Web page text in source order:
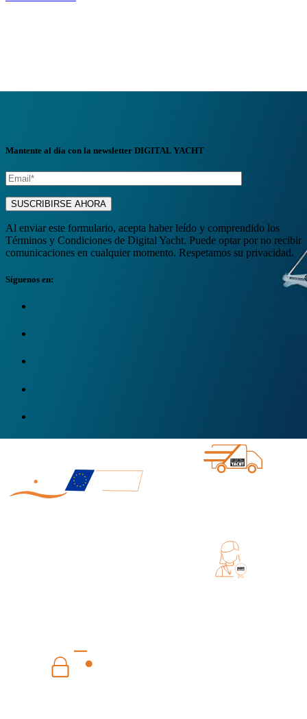
Mantente al día con la newsletter DIGITAL YACHT
Al enviar este formulario, acepta haber leído y comprendido los
Términos y Condiciones de Digital Yacht. Puede optar por no recibir
comunicaciones en cualquier momento. Respetamos su privacidad.
Síguenos en: